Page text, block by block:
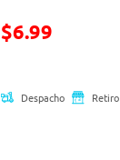
Precio reducido de
$6.99
Despacho Retiro